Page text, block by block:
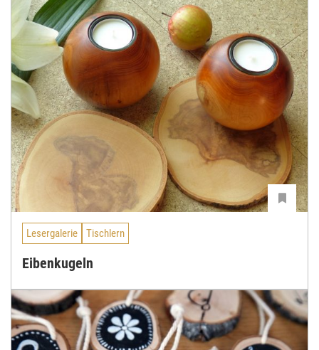
Lesergalerie Tischlern
Eibenkugeln